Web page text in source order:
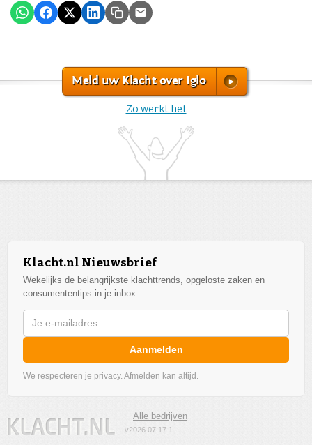
Meld uw Klacht over Iglo
Zo werkt het
Klacht.nl Nieuwsbrief
Wekelijks de belangrijkste klachttrends, opgeloste zaken en
consumententips in je inbox.
Aanmelden
We respecteren je privacy. Afmelden kan altijd.
Alle bedrijven
v2026.07.17.1